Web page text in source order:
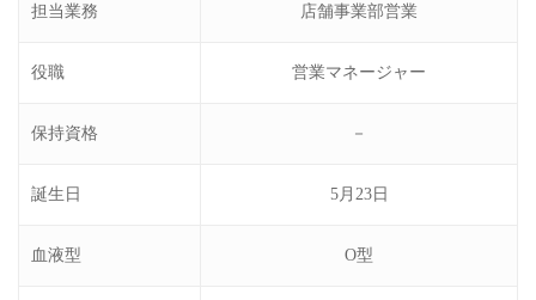
担当業務 店舗事業部営業
役職 営業マネージャー
保持資格 －
誕生日 5月23日
血液型 O型